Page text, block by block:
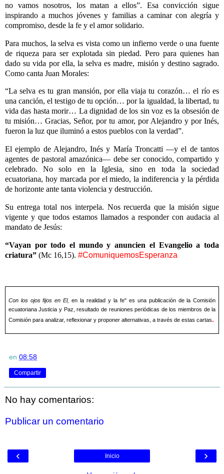
no vamos nosotros, los matan a ellos”. Esa convicción sigue
inspirando a muchos jóvenes y familias a caminar con alegría y
compromiso, desde la fe y el amor solidario.
Para muchos, la selva es vista como un infierno verde o una fuente
de riqueza para ser explotada sin piedad. Pero para quienes han
dado su vida por ella, la selva es madre, misión y destino sagrado.
Como canta Juan Morales:
“La selva es tu gran mansión, por ella viaja tu corazón… el río es
una canción, el testigo de tu opción… por la igualdad, la libertad, tu
vida das hasta morir… La dignidad de los sin voz es la obsesión de
tu misión… Gracias, Señor, por tu amor, por Alejandro y por Inés,
fueron la luz que iluminó a estos pueblos con la verdad”.
El ejemplo de Alejandro, Inés y María Troncatti —y el de tantos
agentes de pastoral amazónica— debe ser conocido, compartido y
celebrado. No solo en la Iglesia, sino en toda la sociedad
ecuatoriana, hoy marcada por el miedo, la indiferencia y la pérdida
de horizonte ante tanta violencia y destrucción.
Su entrega total nos interpela. Nos recuerda que la misión sigue
vigente y que todos estamos llamados a responder con audacia al
mandato de Jesús:
“Vayan por todo el mundo y anuncien el Evangelio a toda
criatura” (Mc 16,15). #ComuniquemosEsperanza
Con los ojos fijos en El, en la realidad y la fe" es una publicación de la Comisión
ecuatoriana Justicia y Paz, resultado de reuniones periódicas de los miembros de la
Comisión para analizar, reflexionar y proponer alternativas, a través de estas cartas.
en 08:58
Compartir
No hay comentarios:
Publicar un comentario
‹ ›
Inicio